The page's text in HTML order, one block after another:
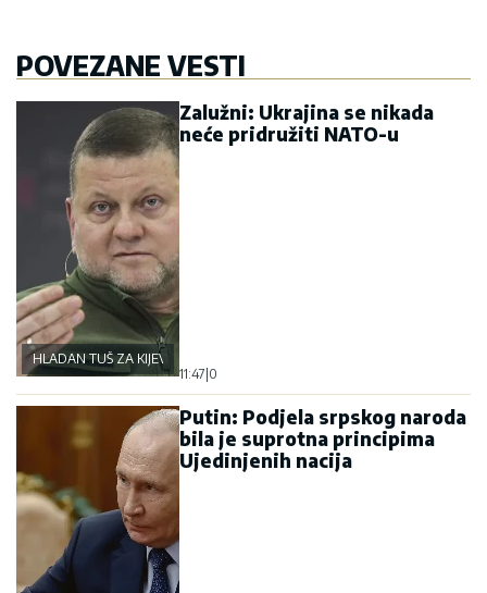
POVEZANE VESTI
HLADAN TUŠ ZA KIJEV
Zalužni: Ukrajina se nikada
neće pridružiti NATO-u
11:47 0
Putin: Podjela srpskog naroda
bila je suprotna principima
Ujedinjenih nacija